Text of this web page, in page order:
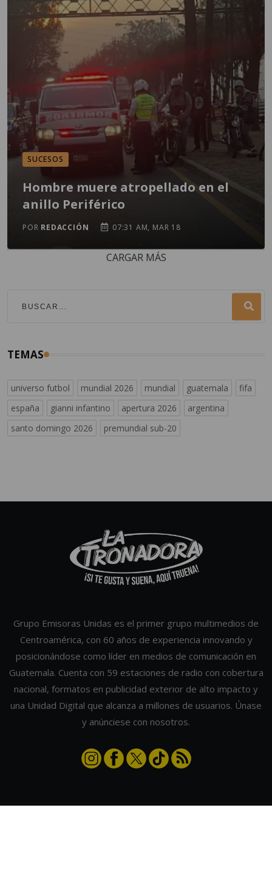
SUCESOS
Hombre muere atropellado en el
anillo Periférico
POR REDACCIÓN 07:31 AM, MAR 18
CARGAR MÁS
TEMAS
universo futbol mundial 2026 mundial guatemala
fifa
españa
gianni infantino apertura 2026
argentina
santo domingo 2026
premundial sub-20
Grupo Emisoras Unidas es el primer grupo multimedios de
Centroamérica, con 60 años de experiencia innovando y
posicionándose como líder en medios de comunicación en
Guatemala. Cuenta con 59 estaciones de radio con cobertura
nacional, formatos en publicidad exterior de alto impacto y
una Unidad Digital que alcanza a millones de usuarios. Únase
y anúnciese con nosotros.